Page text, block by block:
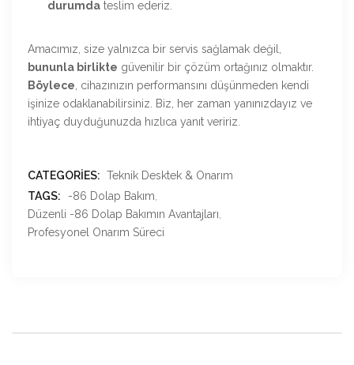
durumda teslim ederiz.
Amacımız, size yalnızca bir servis sağlamak değil,
bununla birlikte güvenilir bir çözüm ortağınız olmaktır.
Böylece , cihazınızın performansını düşünmeden kendi
işinize odaklanabilirsiniz. Biz, her zaman yanınızdayız ve
ihtiyaç duyduğunuzda hızlıca yanıt veririz.
CATEGORIES: Teknik Desktek & Onarım
TAGS:
-86 Dolap Bakım
Düzenli -86 Dolap Bakımın Avantajları
Profesyonel Onarım Süreci